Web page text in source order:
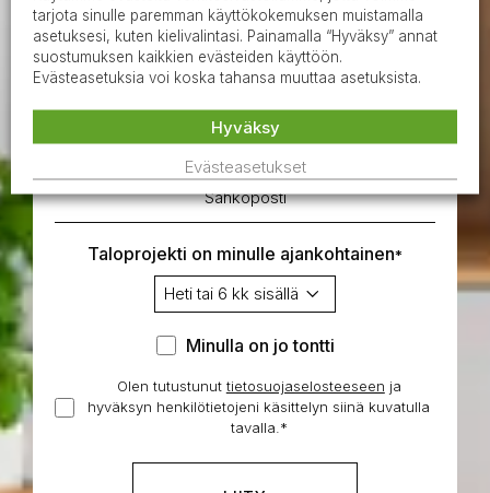
Lähde matkalle kohti talounelmiesi
toteuttamista. Liity Unelmalistalle ja lähetämme
sähköpostiisi inspiraatiota, hyötytietoa sekä
ajankohtaisia kampanjoita. Voit poistua listalta
milloin haluat.
Sähköposti
Taloprojekti on minulle ajankohtainen*
Minulla
jo
tontti
Minulla on jo tontti
Hyväksyn
henkilötietojeni
*
Olen tutustunut tietosuojaselosteeseen ja
hyväksyn henkilötietojeni käsittelyn siinä kuvatulla
tavalla. *
tarjota sinulle paremman käyttökokemuksen muistamalla
asetuksesi, kuten kielivalintasi. Painamalla “Hyväksy” annat
suostumuksen kaikkien evästeiden käyttöön.
Evästeasetuksia voi koska tahansa muuttaa asetuksista.
Evästeasetukset
Hyväksy